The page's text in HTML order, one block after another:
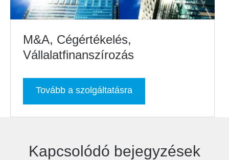
M&A, Cégértékelés,
Vállalatfinanszírozás
Tovább a szolgáltatásra
Kapcsolódó bejegyzések